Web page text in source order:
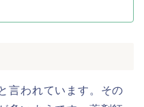
言われています。その